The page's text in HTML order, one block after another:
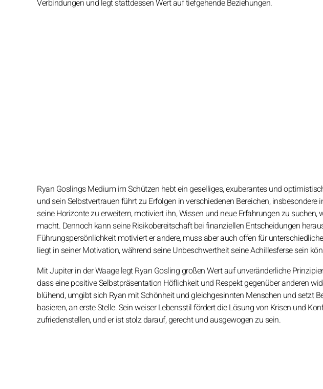
Verbindungen und legt stattdessen Wert auf tiefgehende Beziehungen.
Ryan Goslings Medium im Schützen hebt ein geselliges, exuberantes und
und sein Selbstvertrauen führt zu Erfolgen in verschiedenen Bereichen, insbesondere
seine Horizonte zu erweitern, motiviert ihn, Wissen und neue Erfahrungen zu
macht. Dennoch kann seine Risikobereitschaft bei finanziellen Entscheidungen
Führungspersönlichkeit motiviert er andere, muss aber auch offen für
liegt in seiner Motivation, während seine Unbeschwertheit seine Achillesferse sein
Mit Jupiter in der Waage legt Ryan Gosling großen Wert auf unveränderliche
dass eine positive Selbstpräsentation Höflichkeit und Respekt gegenüber anderen
blühend, umgibt sich Ryan mit Schönheit und gleichgesinnten Menschen und setzt
basieren, an erste Stelle. Sein weiser Lebensstil fördert die Lösung von Krisen und
zufriedenstellen, und er ist stolz darauf, gerecht und ausgewogen zu sein.